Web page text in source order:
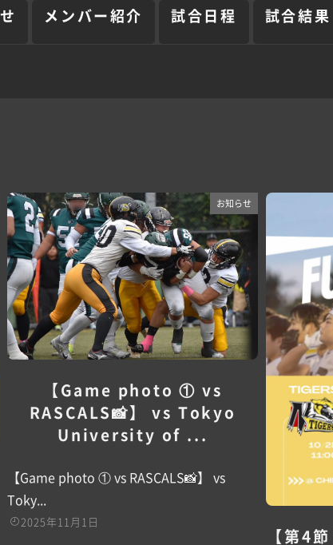
メンバー紹介 試合日程 試合結果
お知らせ
【Game photo ① vs
RASCALS📸】 vs Tokyo
University of ...
【Game photo ① vs RASCALS📸】 vs
Toky...
2025年11月1日
【第4